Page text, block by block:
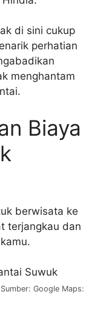
di sini cukup
perhatian
menghantam
Biaya
berwisata ke
terjangkau dan
Google Maps: